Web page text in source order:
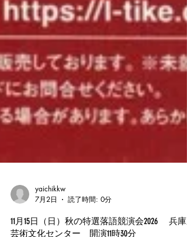
yaichikkw
7月2日
読了時間: 0分